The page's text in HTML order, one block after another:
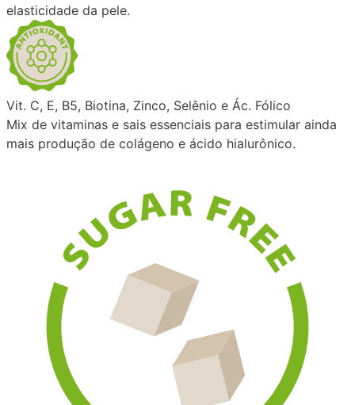
elasticidade da pele.
Vit. C, E, B5, Biotina, Zinco, Selênio e Ác. Fólico
Mix de vitaminas e sais essenciais para estimular ainda
mais produção de colágeno e ácido hialurônico.